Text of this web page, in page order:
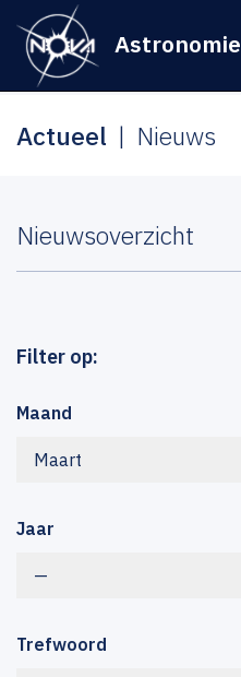
Astronomie
Actueel Nieuws
Nieuwsoverzicht
Filter op:
Maand
Maart
Jaar
—
Trefwoord